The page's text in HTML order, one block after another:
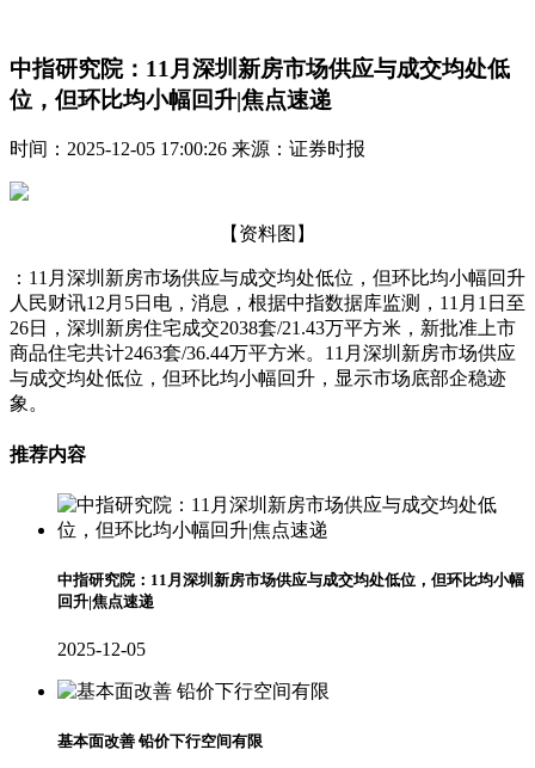
中指研究院：11月深圳新房市场供应与成交均处低
位，但环比均小幅回升|焦点速递
时间：2025-12-05 17:00:26 来源：证券时报
【资料图】
：11月深圳新房市场供应与成交均处低位，但环比均小幅回升
人民财讯12月5日电，消息，根据中指数据库监测，11月1日至
26日，深圳新房住宅成交2038套/21.43万平方米，新批准上市
商品住宅共计2463套/36.44万平方米。11月深圳新房市场供应
与成交均处低位，但环比均小幅回升，显示市场底部企稳迹
象。
推荐内容
中指研究院：11月深圳新房市场供应与成交均处低位，但环比均小幅
回升|焦点速递
2025-12-05
基本面改善 铅价下行空间有限